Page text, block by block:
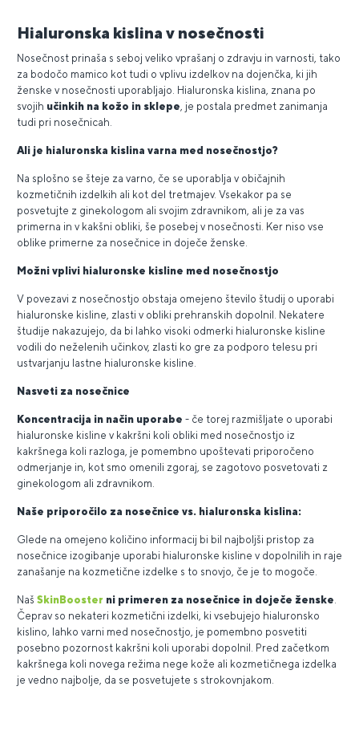
Hialuronska kislina v nosečnosti
Nosečnost prinaša s seboj veliko vprašanj o zdravju in varnosti, tako
za bodočo mamico kot tudi o vplivu izdelkov na dojenčka, ki jih
ženske v nosečnosti uporabljajo. Hialuronska kislina, znana po
svojih učinkih na kožo in sklepe, je postala predmet zanimanja
tudi pri nosečnicah.
Ali je hialuronska kislina varna med nosečnostjo?
Na splošno se šteje za varno, če se uporablja v običajnih
kozmetičnih izdelkih ali kot del tretmajev. Vsekakor pa se
posvetujte z ginekologom ali svojim zdravnikom, ali je za vas
primerna in v kakšni obliki, še posebej v nosečnosti. Ker niso vse
oblike primerne za nosečnice in doječe ženske.
Možni vplivi hialuronske kisline med nosečnostjo
V povezavi z nosečnostjo obstaja omejeno število študij o uporabi
hialuronske kisline, zlasti v obliki prehranskih dopolnil. Nekatere
študije nakazujejo, da bi lahko visoki odmerki hialuronske kisline
vodili do neželenih učinkov, zlasti ko gre za podporo telesu pri
ustvarjanju lastne hialuronske kisline.
Nasveti za nosečnice
Koncentracija in način uporabe - če torej razmišljate o uporabi
hialuronske kisline v kakršni koli obliki med nosečnostjo iz
kakršnega koli razloga, je pomembno upoštevati priporočeno
odmerjanje in, kot smo omenili zgoraj, se zagotovo posvetovati z
ginekologom ali zdravnikom.
Naše priporočilo za nosečnice vs. hialuronska kislina:
Glede na omejeno količino informacij bi bil najboljši pristop za
nosečnice izogibanje uporabi hialuronske kisline v dopolnilih in raje
zanašanje na kozmetične izdelke s to snovjo, če je to mogoče.
Naš SkinBooster ni primeren za nosečnice in doječe ženske.
Čeprav so nekateri kozmetični izdelki, ki vsebujejo hialuronsko
kislino, lahko varni med nosečnostjo, je pomembno posvetiti
posebno pozornost kakršni koli uporabi dopolnil. Pred začetkom
kakršnega koli novega režima nege kože ali kozmetičnega izdelka
je vedno najbolje, da se posvetujete s strokovnjakom.